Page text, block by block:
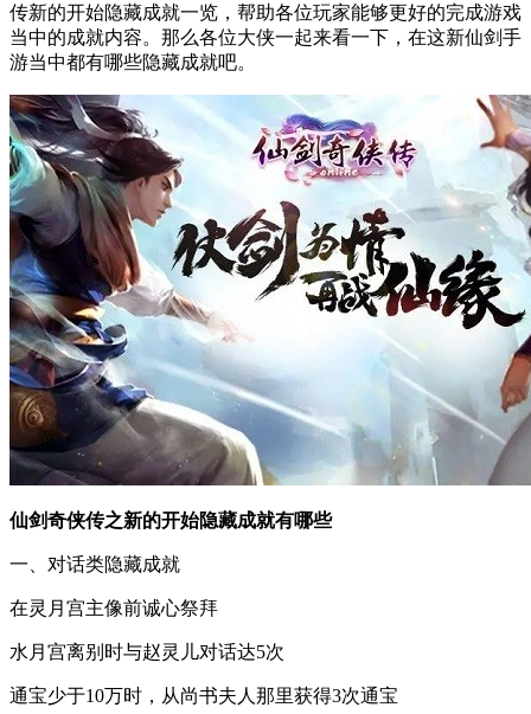
传新的开始隐藏成就一览，帮助各位玩家能够更好的完成游戏
当中的成就内容。那么各位大侠一起来看一下，在这新仙剑手
游当中都有哪些隐藏成就吧。
仙剑奇侠传之新的开始隐藏成就有哪些
一、对话类隐藏成就
在灵月宫主像前诚心祭拜
水月宫离别时与赵灵儿对话达5次
通宝少于10万时，从尚书夫人那里获得3次通宝